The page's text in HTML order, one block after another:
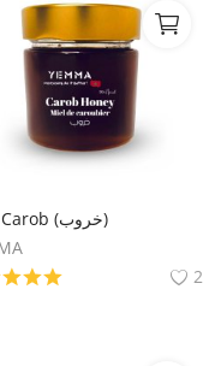
Miel Carob (خروب)
2